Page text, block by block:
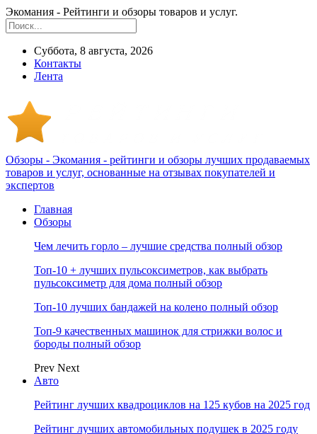
Экомания - Рейтинги и обзоры товаров и услуг.
Суббота, 8 августа, 2026
Контакты
Лента
Обзоры - Экомания - рейтинги и обзоры лучших продаваемых
товаров и услуг, основанные на отзывах покупателей и
экспертов
Главная
Обзоры
Чем лечить горло – лучшие средства полный обзор
Топ-10 + лучших пульсоксиметров, как выбрать
пульсоксиметр для дома полный обзор
Топ-10 лучших бандажей на колено полный обзор
Топ-9 качественных машинок для стрижки волос и
бороды полный обзор
Prev Next
Авто
Рейтинг лучших квадроциклов на 125 кубов на 2025 год
Рейтинг лучших автомобильных подушек в 2025 году